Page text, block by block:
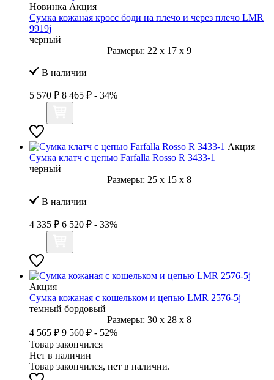
Новинка Акция
Сумка кожаная кросс боди на плечо и через плечо LMR
9919j
черный
Размеры: 22 x 17 x 9
В наличии
5 570 ₽ 8 465 ₽ - 34%
Акция
Сумка клатч с цепью Farfalla Rosso R 3433-1
черный
Размеры: 25 x 15 x 8
В наличии
4 335 ₽ 6 520 ₽ - 33%
Акция
Сумка кожаная с кошельком и цепью LMR 2576-5j
темный бордовый
Размеры: 30 x 28 x 8
4 565 ₽ 9 560 ₽ - 52%
Товар закончился
Нет в наличии
Товар закончился, нет в наличии.